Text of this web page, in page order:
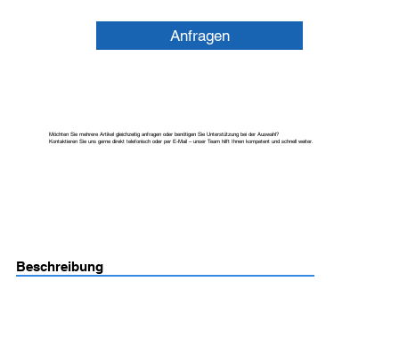
Anfragen
Möchten Sie mehrere Artikel gleichzeitig anfragen oder benötigen Sie Unterstützung bei der Auswahl?
Kontaktieren Sie uns gerne direkt telefonisch oder per E-Mail – unser Team hilft Ihnen kompetent und schnell weiter.
Beschreibung